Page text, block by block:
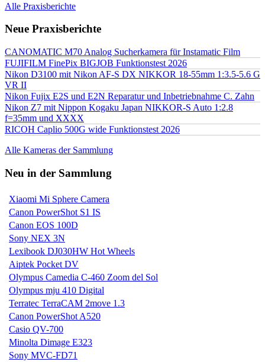
Alle Praxisberichte
Neue Praxisberichte
CANOMATIC M70 Analog Sucherkamera für Instamatic Film
FUJIFILM FinePix BIGJOB Funktionstest 2026
Nikon D3100 mit Nikon AF-S DX NIKKOR 18-55mm 1:3.5-5.6 G
VR II
Nikon Fujix E2S und E2N Reparatur und Inbetriebnahme C. Zahn
Nikon Z7 mit Nippon Kogaku Japan NIKKOR-S Auto 1:2.8
f=35mm und XXXX
RICOH Caplio 500G wide Funktionstest 2026
Alle Kameras der Sammlung
Neu in der Sammlung
Xiaomi Mi Sphere Camera
Canon PowerShot S1 IS
Canon EOS 100D
Sony NEX 3N
Lexibook DJ030HW Hot Wheels
Aiptek Pocket DV
Olympus Camedia C-460 Zoom del Sol
Olympus mju 410 Digital
Terratec TerraCAM 2move 1.3
Canon PowerShot A520
Casio QV-700
Minolta Dimage E323
Sony MVC-FD71